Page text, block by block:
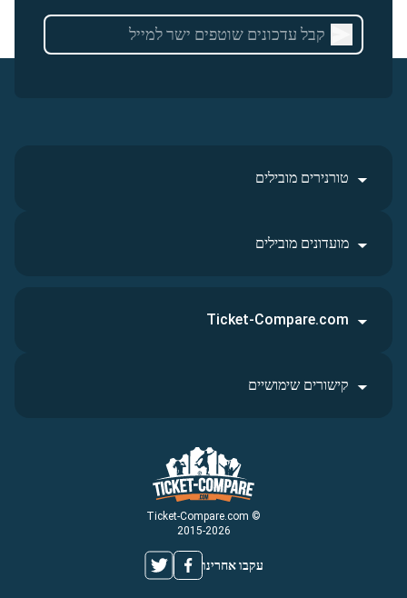
טורנירים מובילים
מועדונים מובילים
© Ticket-Compare.com
2015-2026
עקבו אחרינו
Ticket-Compare.com
קישורים שימושיים